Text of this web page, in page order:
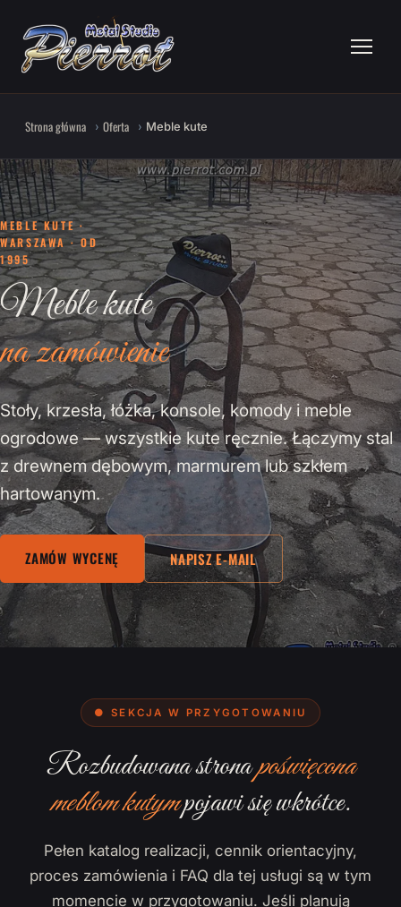
Strona główna Oferta Meble kute
MEBLE KUTE ·
WARSZAWA · OD
1995
Meble kute
na zamówienie
Stoły, krzesła, łóżka, konsole, komody i meble
ogrodowe — wszystkie kute ręcznie. Łączymy stal
z drewnem dębowym, marmurem lub szkłem
hartowanym.
ZAMÓW WYCENĘ NAPISZ E-MAIL
● SEKCJA W PRZYGOTOWANIU
Rozbudowana stronapoświęcona
meblom kutympojawi się wkrótce.
Pełen katalog realizacji, cennik orientacyjny,
proces zamówienia i FAQ dla tej usługi są w tym
momencie w przygotowaniu. Jeśli planują